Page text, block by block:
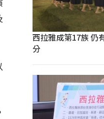
西拉雅成第17族 仍
分